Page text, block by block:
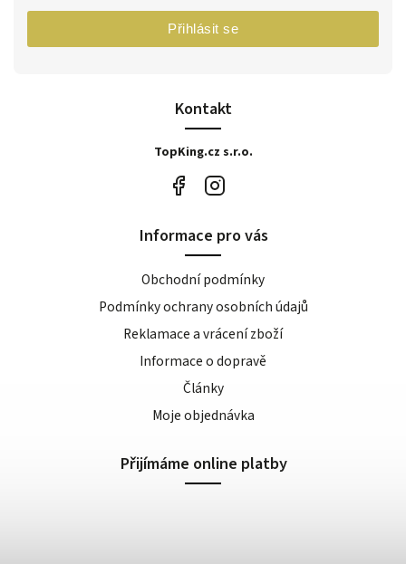
Kontakt
TopKing.cz s.r.o.
Přihlásit se
Informace pro vás
Obchodní podmínky
Podmínky ochrany osobních údajů
Reklamace a vrácení zboží
Informace o dopravě
Články
Moje objednávka
Přijímáme online platby